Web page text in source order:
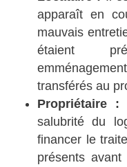
apparaît en
mauvais
étaient
transférés au
Propriétaire :
salubrité du
financer le
présents